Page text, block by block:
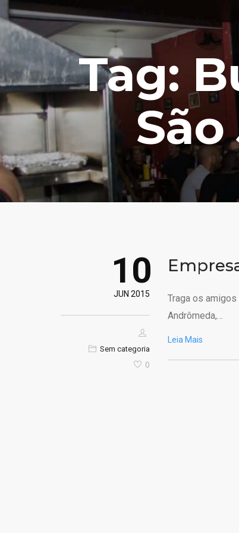
Tag:
10
JUN 2015
Sem categoria
0
Traga os
Andrômeda,…
Leia Mais